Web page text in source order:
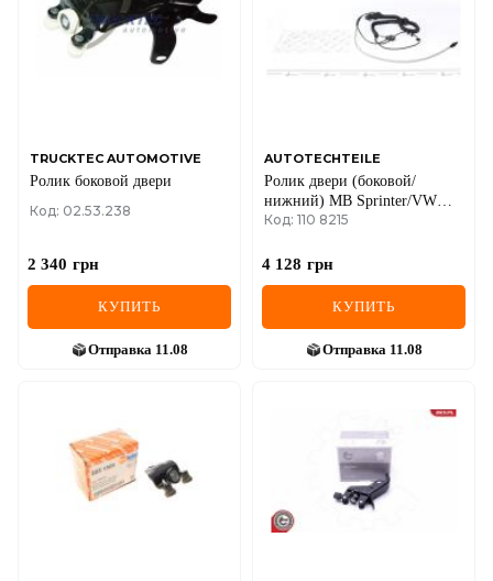
TRUCKTEC AUTOMOTIVE
Ролик боковой двери
Код: 02.53.238
2 340 грн
КУПИТЬ
Отправка 11.08
AUTOTECHTEILE
Ролик двери (боковой/
нижний) MB Sprinter/VW
Crafter 30-50 06-17 (с
Код: 110 8215
4 128 грн
КУПИТЬ
Отправка 11.08